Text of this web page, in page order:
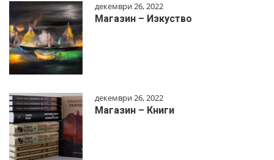
декември 26, 2022
Магазин – Изкуство
декември 26, 2022
Магазин – Книги